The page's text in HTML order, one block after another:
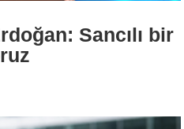
Sancılı bir